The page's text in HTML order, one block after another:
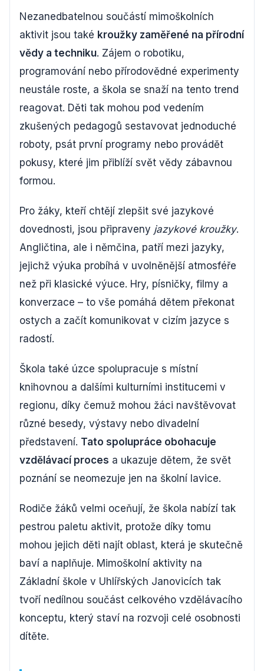
Nezanedbatelnou součástí mimoškolních
aktivit jsou také kroužky zaměřené na přírodní
vědy a techniku. Zájem o robotiku,
programování nebo přírodovědné experimenty
neustále roste, a škola se snaží na tento trend
reagovat. Děti tak mohou pod vedením
zkušených pedagogů sestavovat jednoduché
roboty, psát první programy nebo provádět
pokusy, které jim přiblíží svět vědy zábavnou
formou.
Pro žáky, kteří chtějí zlepšit své jazykové
dovednosti, jsou připraveny jazykové kroužky.
Angličtina, ale i němčina, patří mezi jazyky,
jejichž výuka probíhá v uvolněnější atmosféře
než při klasické výuce. Hry, písničky, filmy a
konverzace – to vše pomáhá dětem překonat
ostych a začít komunikovat v cizím jazyce s
radostí.
Škola také úzce spolupracuje s místní
knihovnou a dalšími kulturními institucemi v
regionu, díky čemuž mohou žáci navštěvovat
různé besedy, výstavy nebo divadelní
představení. Tato spolupráce obohacuje
vzdělávací proces a ukazuje dětem, že svět
poznání se neomezuje jen na školní lavice.
Rodiče žáků velmi oceňují, že škola nabízí tak
pestrou paletu aktivit, protože díky tomu
mohou jejich děti najít oblast, která je skutečně
baví a naplňuje. Mimoškolní aktivity na
Základní škole v Uhlířských Janovicích tak
tvoří nedílnou součást celkového vzdělávacího
konceptu, který staví na rozvoji celé osobnosti
dítěte.